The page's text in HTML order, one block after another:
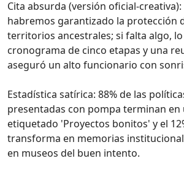
Cita absurda (versión oficial-creativa):
habremos garantizado la protección
territorios ancestrales; si falta algo,
cronograma de cinco etapas y una
aseguró un alto funcionario con
Estadística satírica: 88% de las
presentadas con pompa terminan en
etiquetado 'Proyectos bonitos' y el
transforma en memorias
en museos del buen intento.